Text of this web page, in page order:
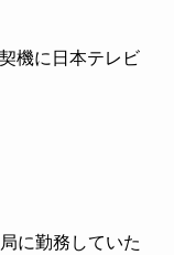
機に日本テレビ
に勤務していた